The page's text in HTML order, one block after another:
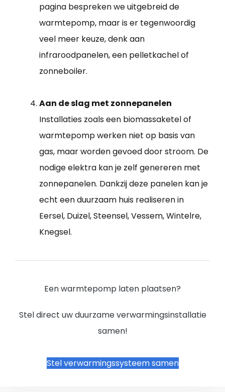
pagina bespreken we uitgebreid de
warmtepomp, maar is er tegenwoordig
veel meer keuze, denk aan
infraroodpanelen, een pelletkachel of
zonneboiler.
Aan de slag met zonnepanelen
Installaties zoals een biomassaketel of
warmtepomp werken niet op basis van
gas, maar worden gevoed door stroom. De
nodige elektra kan je zelf genereren met
zonnepanelen. Dankzij deze panelen kan je
echt een duurzaam huis realiseren in
Eersel, Duizel, Steensel, Vessem, Wintelre,
Knegsel.
Een warmtepomp laten plaatsen?
Stel direct uw duurzame verwarmingsinstallatie
samen!
Stel verwarmingssysteem samen